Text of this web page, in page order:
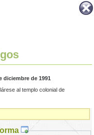
diciembre de 1991
al templo colonial de